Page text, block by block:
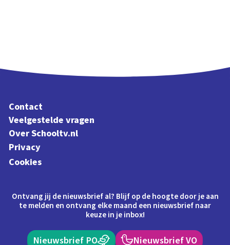
Contact
Veelgestelde vragen
Over Schooltv.nl
Privacy
Cookies
Ontvang jij de nieuwsbrief al? Blijf op de hoogte door je aan
te melden en ontvang elke maand een nieuwsbrief naar
keuze in je inbox!
Nieuwsbrief PO Nieuwsbrief VO